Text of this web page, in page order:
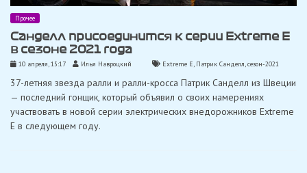
Прочее
Санделл присоединится к серии Extreme E
в сезоне 2021 года
10 апреля, 15:17 Илья Навроцкий Extreme E, Патрик Санделл,сезон-2021
37-летняя звезда ралли и ралли-кросса Патрик Санделл из Швеции
— последний гонщик, который объявил о своих намерениях
участвовать в новой серии электрических внедорожников Extreme
E в следующем году.